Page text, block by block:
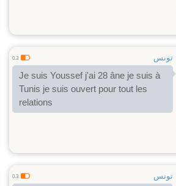
تونس 0.3
Je suis Youssef j'ai 28 âne je suis à
Tunis je suis ouvert pour tout les
relations
تونس 0.3